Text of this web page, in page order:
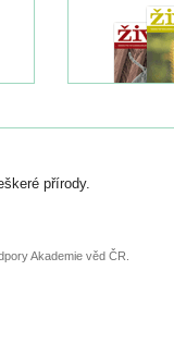
přírody.
Akademie věd ČR.